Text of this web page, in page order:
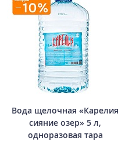
Вода щелочная «Карелия
сияние озер» 5 л,
одноразовая тара